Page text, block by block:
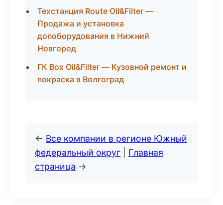
Техстанция Route Oil&Filter —
Продажа и установка
допоборудования в Нижний
Новгород
ГК Box Oil&Filter — Кузовной ремонт и
покраска в Волгоград
← Все компании в регионе Южный
федеральный округ
Главная
страница →